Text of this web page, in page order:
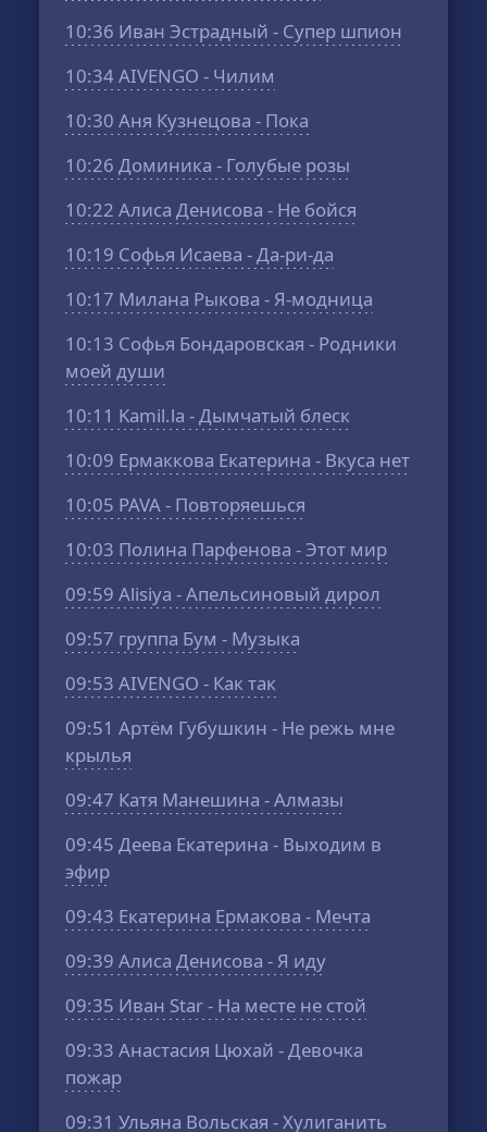
10:36 Иван Эстрадный - Супер шпион
10:34AIVENGO - Чилим
10:30 Аня Кузнецова - Пока
10:26 Доминика - Голубые розы
10:22 Алиса Денисова - Не бойся
10:19 Софья Исаева - Да-ри-да
10:17 Милана Рыкова - Я-модница
10:13 Софья Бондаровская - Родники
моей души
10:11 Kamil.la - Дымчатый блеск
10:09 Ермаккова Екатерина - Вкуса нет
10:05 PAVA - Повторяешься
10:03 Полина Парфенова - Этот мир
09:59 Alisiya - Апельсиновый дирол
09:57 группа Бум - Музыка
09:53 AIVENGO - Как так
09:51 Артём Губушкин - Не режь мне
крылья
09:47 Катя Манешина - Алмазы
09:45 Деева Екатерина - Выходим в
эфир
09:43 Екатерина Ермакова - Мечта
09:39 Алиса Денисова - Я иду
09:35 Иван Star - На месте не стой
09:33 Анастасия Цюхай - Девочка
пожар
09:31 Ульяна Вольская - Хулиганить